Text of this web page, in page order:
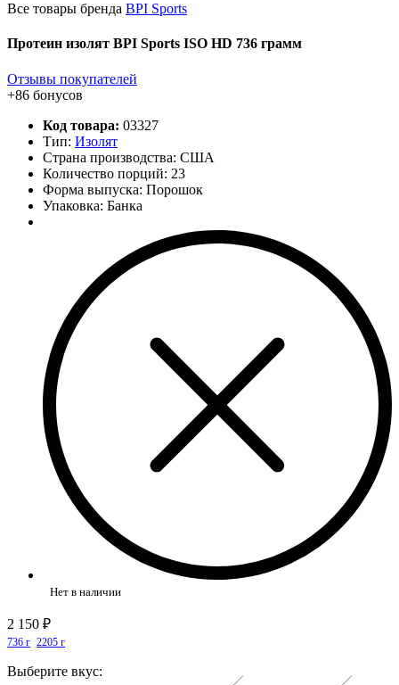
Все товары бренда BPI Sports
Протеин изолят BPI Sports ISO HD 736 грамм
Отзывы покупателей
+86 бонусов
Код товара: 03327
Тип: Изолят
Страна производства: США
Количество порций: 23
Форма выпуска: Порошок
Упаковка: Банка
Нет в наличии
2 150 ₽
736 г 2205 г
Выберите вкус: